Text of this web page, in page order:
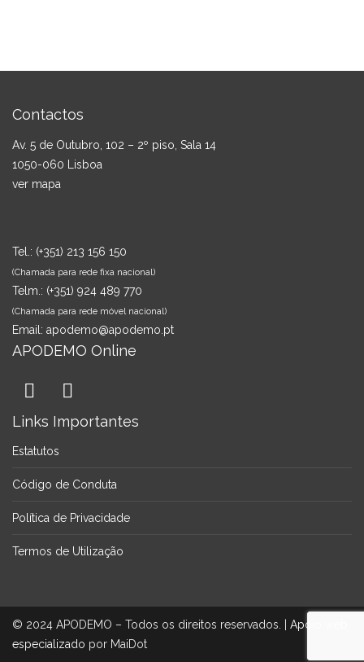
Contactos
Av. 5 de Outubro, 102 – 2º piso, Sala 14
1050-060 Lisboa
ver mapa
Tel.: (+351) 213 156 150
(Chamada para rede fixa nacional)
Telm.: (+351) 924 489 770
(Chamada para rede móvel nacional)
Email: apodemo@apodemo.pt
APODEMO Online
Links Importantes
Estatutos
Código de Conduta
Política de Privacidade
Termos de Utilização
© 2024 APODEMO – Todos os direitos reservados. | Apoio web
especializado por MaiDot